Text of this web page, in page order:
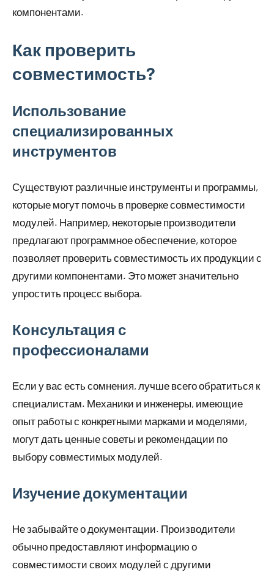
компонентами.
Как проверить
совместимость?
Использование
специализированных
инструментов
Существуют различные инструменты и программы,
которые могут помочь в проверке совместимости
модулей. Например, некоторые производители
предлагают программное обеспечение, которое
позволяет проверить совместимость их продукции с
другими компонентами. Это может значительно
упростить процесс выбора.
Консультация с
профессионалами
Если у вас есть сомнения, лучше всего обратиться к
специалистам. Механики и инженеры, имеющие
опыт работы с конкретными марками и моделями,
могут дать ценные советы и рекомендации по
выбору совместимых модулей.
Изучение документации
Не забывайте о документации. Производители
обычно предоставляют информацию о
совместимости своих модулей с другими